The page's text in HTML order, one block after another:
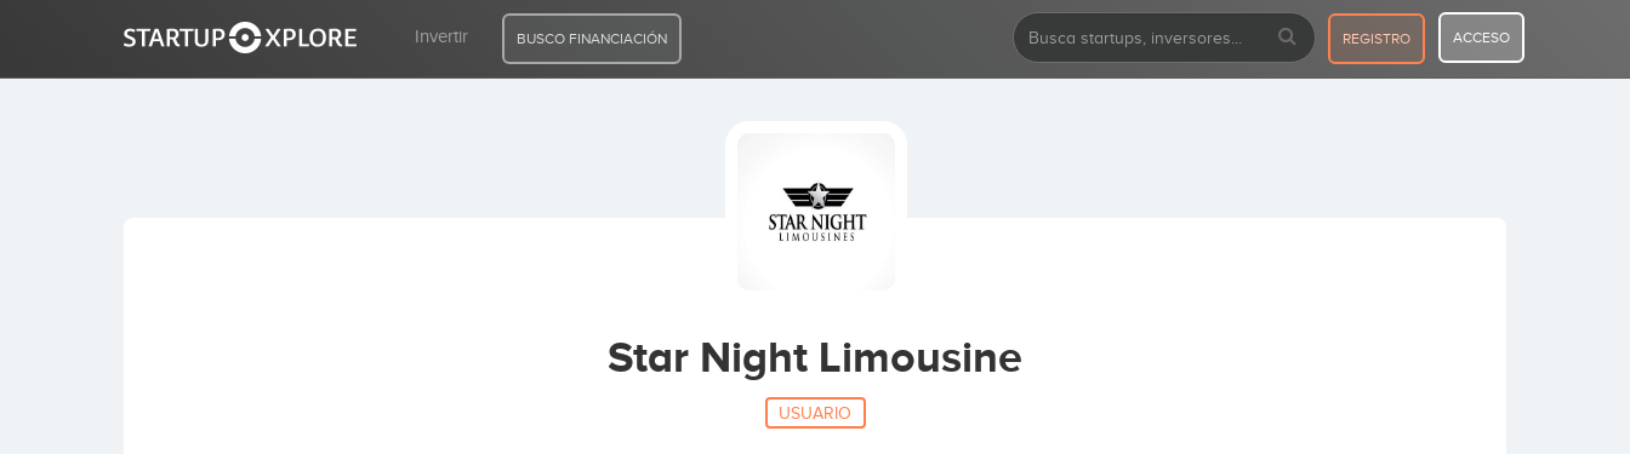
Invertir BUSCO FINANCIACIÓN REGISTRO ACCESO
Star Night Limousine
USUARIO